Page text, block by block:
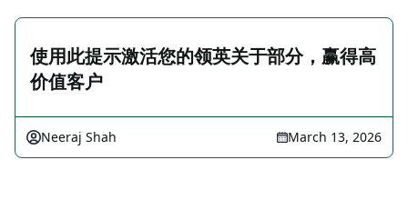
使用此提示激活您的领英关于部分，赢得高
价值客户
Neeraj Shah March 13, 2026